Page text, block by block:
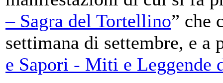
– Sagra del Tortellino” che
settimana di settembre, e a
e Sapori - Miti e Leggende